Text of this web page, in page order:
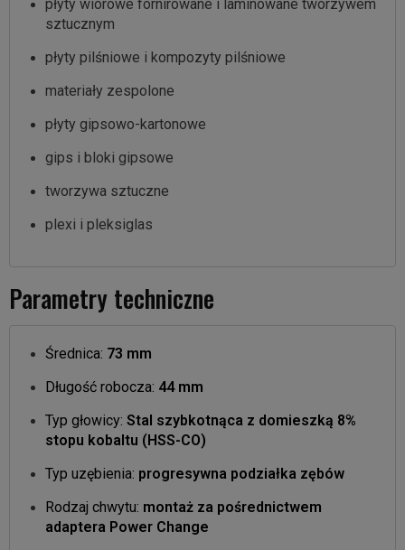
płyty wiórowe fornirowane i laminowane tworzywem
sztucznym
płyty pilśniowe i kompozyty pilśniowe
materiały zespolone
płyty gipsowo-kartonowe
gips i bloki gipsowe
tworzywa sztuczne
plexi i pleksiglas
Parametry techniczne
Średnica: 73 mm
Długość robocza: 44 mm
Typ głowicy: Stal szybkotnąca z domieszką 8%
stopu kobaltu (HSS-CO)
Typ uzębienia: progresywna podziałka zębów
Rodzaj chwytu: montaż za pośrednictwem
adaptera Power Change